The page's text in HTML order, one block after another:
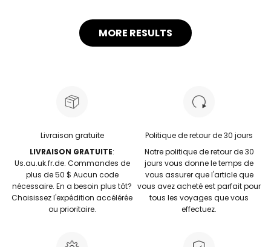
MORE RESULTS
Livraison gratuite
LIVRAISON GRATUITE:
Us.au.uk.fr.de. Commandes de
plus de 50 $ Aucun code
nécessaire. En a besoin plus tôt?
Choisissez l'expédition accélérée
ou prioritaire.
Politique de retour de 30 jours
Notre politique de retour de 30
jours vous donne le temps de
vous assurer que l'article que
vous avez acheté est parfait pour
tous les voyages que vous
effectuez.